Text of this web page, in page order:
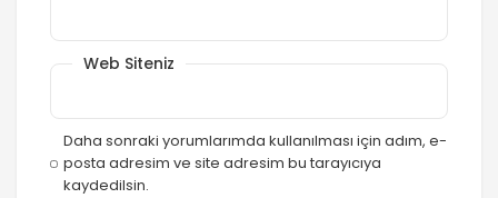
Web Siteniz
Daha sonraki yorumlarımda kullanılması için adım, e-
posta adresim ve site adresim bu tarayıcıya
kaydedilsin.